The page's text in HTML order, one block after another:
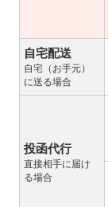
自宅配送
自宅（お手元）
に送る場合
投函代行
直接相手に届け
る場合